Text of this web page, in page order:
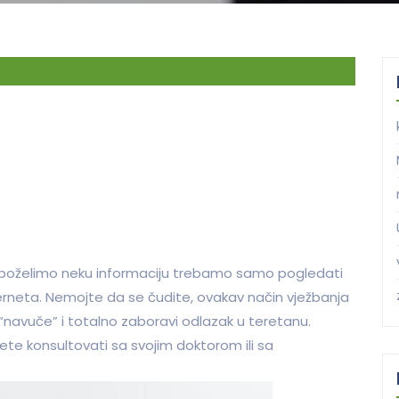
neku informaciju trebamo samo pogledati
Nemojte da se čudite, ovakav način vježbanja
i totalno zaboravi odlazak u teretanu.
konsultovati sa svojim doktorom ili sa